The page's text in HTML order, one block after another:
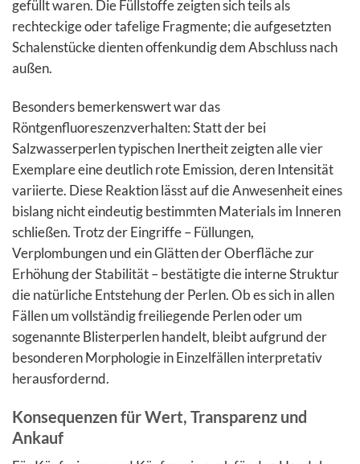
gefüllt waren. Die Füllstoffe zeigten sich teils als
rechteckige oder tafelige Fragmente; die aufgesetzten
Schalenstücke dienten offenkundig dem Abschluss nach
außen.
Besonders bemerkenswert war das
Röntgenfluoreszenzverhalten: Statt der bei
Salzwasserperlen typischen Inertheit zeigten alle vier
Exemplare eine deutlich rote Emission, deren Intensität
variierte. Diese Reaktion lässt auf die Anwesenheit eines
bislang nicht eindeutig bestimmten Materials im Inneren
schließen. Trotz der Eingriffe – Füllungen,
Verplombungen und ein Glätten der Oberfläche zur
Erhöhung der Stabilität – bestätigte die interne Struktur
die natürliche Entstehung der Perlen. Ob es sich in allen
Fällen um vollständig freiliegende Perlen oder um
sogenannte Blisterperlen handelt, bleibt aufgrund der
besonderen Morphologie in Einzelfällen interpretativ
herausfordernd.
Konsequenzen für Wert, Transparenz und
Ankauf